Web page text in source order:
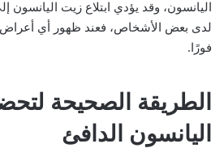
اليانسون، وقد يؤدي ابتلاع زيت
لدى بعض الأشخاص، فعند ظهور أي
فورًا.
الطريقة الصحيحة
اليانسون الدافئ